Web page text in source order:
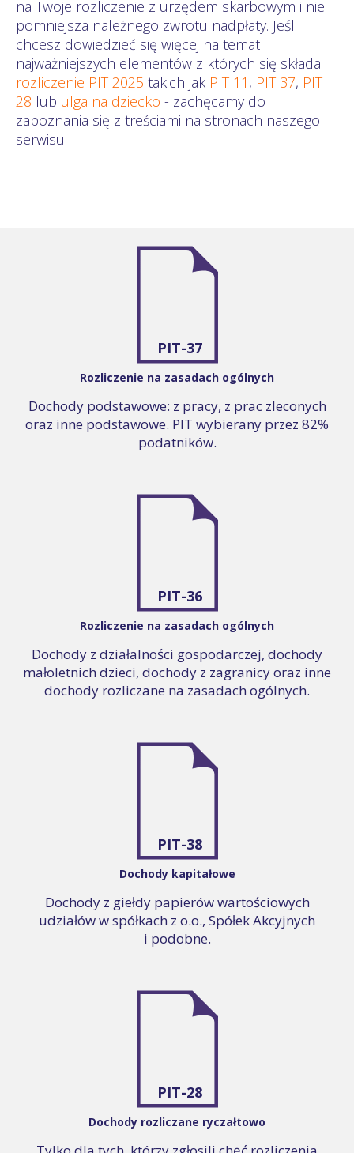
na Twoje rozliczenie z urzędem skarbowym i nie
pomniejsza należnego zwrotu nadpłaty. Jeśli
chcesz dowiedzieć się więcej na temat
najważniejszych elementów z których się składa
rozliczenie PIT 2025 takich jak PIT 11 , PIT 37, PIT
28 lub ulga na dziecko - zachęcamy do
zapoznania się z treściami na stronach naszego
serwisu.
PIT-37
Rozliczenie na zasadach ogólnych
Dochody podstawowe: z pracy, z prac zleconych
oraz inne podstawowe. PIT wybierany przez 82%
podatników.
PIT-36
Rozliczenie na zasadach ogólnych
Dochody z działalności gospodarczej, dochody
małoletnich dzieci, dochody z zagranicy oraz inne
dochody rozliczane na zasadach ogólnych.
PIT-38
Dochody kapitałowe
Dochody z giełdy papierów wartościowych
udziałów w spółkach z o.o., Spółek Akcyjnych
i podobne.
PIT-28
Dochody rozliczane ryczałtowo